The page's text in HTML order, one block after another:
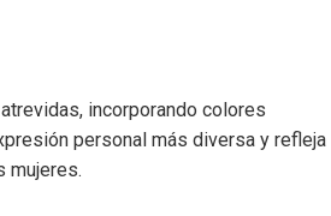
incorporando colores
personal más diversa y refleja
mujeres.